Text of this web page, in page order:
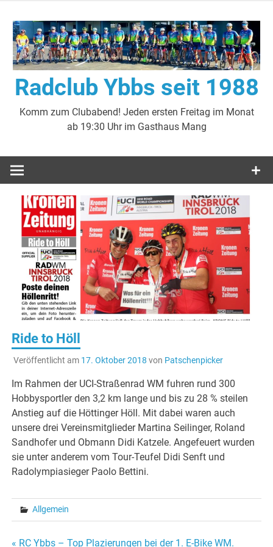
Inhalt
springen
Radclub Ybbs seit 1988
Komm zum Clubabend! Jeden ersten Freitag im Monat
ab 19:30 Uhr im Gasthaus Mang
Ride to Höll
Veröffentlicht am 17. Oktober 2018 von Patschenpicker
Im Rahmen der UCI-Straßenrad WM fuhren rund 300
Hobbysportler den 3,2 km lange und bis zu 28 % steilen
Anstieg auf die Höttinger Höll. Mit dabei waren auch
unsere drei Vereinsmitglieder Martina Seilinger, Roland
Sandhofer und Obmann Didi Katzele. Angefeuert wurden
sie unter anderem vom Tour-Teufel Didi Senft und
Radolympiasieger Paolo Bettini.
Allgemein
« RC Ybbs – Top Plazierungen bei der 1. E-Bike WM.